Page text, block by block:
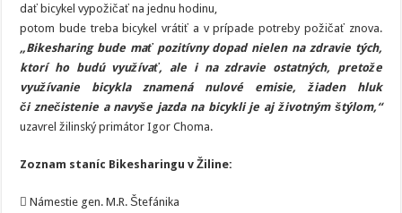
dať bicykel vypožičať na jednu hodinu,
potom bude treba bicykel vrátiť a v prípade potreby požičať znova.
„Bikesharing bude mať pozitívny dopad nielen na zdravie tých,
ktorí ho budú využívať, ale i na zdravie ostatných, pretože
využívanie bicykla znamená nulové emisie, žiaden hluk
či znečistenie a navyše jazda na bicykli je aj životným štýlom,“
uzavrel žilinský primátor Igor Choma.
Zoznam staníc Bikesharingu v Žiline:
 Námestie gen. M.R. Štefánika